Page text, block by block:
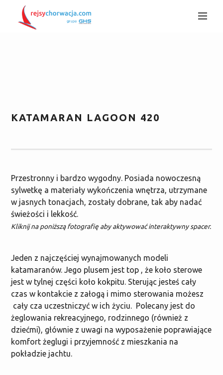
KATAMARAN LAGOON 420
Przestronny i bardzo wygodny. Posiada nowoczesną
sylwetkę a materiały wykończenia wnętrza, utrzymane
w jasnych tonacjach, zostały dobrane, tak aby nadać
świeżości i lekkość.
Kliknij na poniższą fotografię aby aktywować interaktywny spacer.
Jeden z najczęściej wynajmowanych modeli
katamaranów. Jego plusem jest top , że koło sterowe
jest w tylnej części koło kokpitu. Sterując jesteś cały
czas w kontakcie z załogą i mimo sterowania możesz
cały cza uczestniczyć w ich życiu. Polecany jest do
żeglowania rekreacyjnego, rodzinnego (również z
dziećmi), głównie z uwagi na wyposażenie poprawiające
komfort żeglugi i przyjemność z mieszkania na
pokładzie jachtu.